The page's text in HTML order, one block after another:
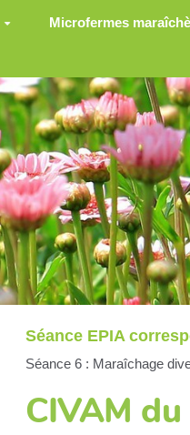
Microfermes
Séance EPIA
Séance 6 : Maraîchage
CIVAM